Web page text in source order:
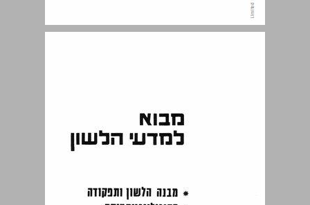
דף תיקונים ... 4